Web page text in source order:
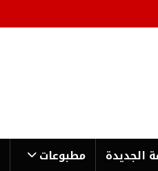
الجدیدة مطبوعات